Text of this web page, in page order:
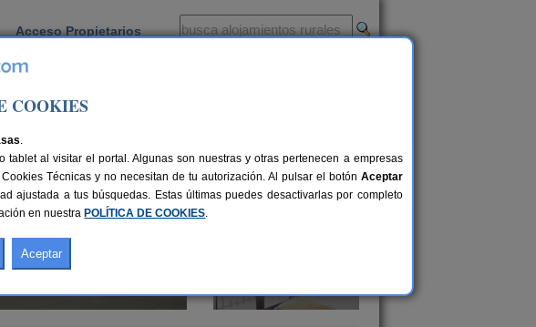
Acceso Propietarios
COOKIES
.
al visitar el portal. Algunas son nuestras y otras pertenecen a empresas
Técnicas y no necesitan de tu autorización. Al pulsar el botón Aceptar
ajustada a tus búsquedas. Estas últimas puedes desactivarlas por completo
en nuestra POLÍTICA DE COOKIES.